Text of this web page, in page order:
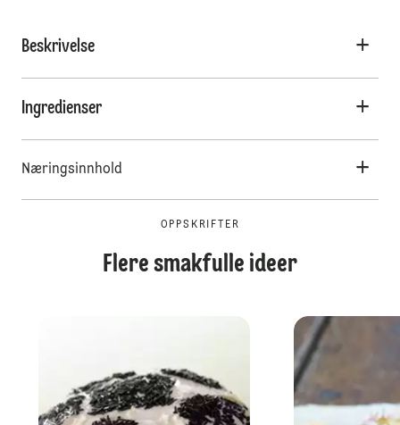
Beskrivelse
Ingredienser
Næringsinnhold
OPPSKRIFTER
Flere smakfulle ideer